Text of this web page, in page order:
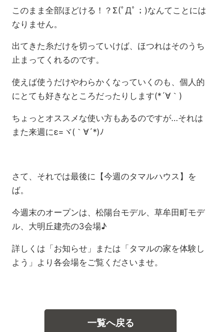
このまま全部ほどける！？Σ(ﾟДﾟ；)なんてことには
なりません。
出てきた糸だけを切っていけば、ほつれはそのうち
止まってくれるのです。
使えば使うだけやわらかくなっていくのも、個人的
にとても好きなところだったりします(*´∀｀)
ちょっとオススメな使い方もあるのですが…それは
また来週にε=ヾ(｀∀´*)ﾉ
さて、それでは最後に【今週のタマルハウス】を
ば。
今週末のオープンは、松陽台モデル、草牟田町モデ
ル、大明丘建売の3会場♪
詳しくは「お知らせ」または「タマルの家を体験し
よう」より各会場をご覧くださいませ。
一覧へ戻る